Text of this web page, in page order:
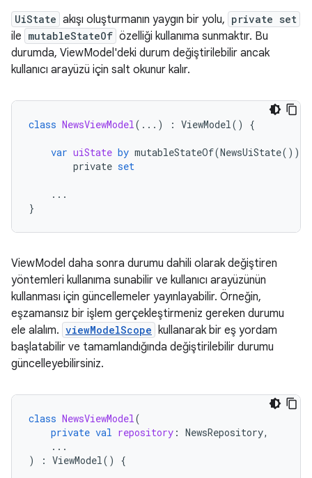
UiState akışı oluşturmanın yaygın bir yolu, private set
ile mutableStateOf özelliği kullanıma sunmaktır. Bu
durumda, ViewModel'deki durum değiştirilebilir ancak
kullanıcı arayüzü için salt okunur kalır.
class NewsViewModel(...) : ViewModel() {
var uiState by mutableStateOf(NewsUiState())
private set
...
}
ViewModel daha sonra durumu dahili olarak değiştiren
yöntemleri kullanıma sunabilir ve kullanıcı arayüzünün
kullanması için güncellemeler yayınlayabilir. Örneğin,
eşzamansız bir işlem gerçekleştirmeniz gereken durumu
ele alalım. viewModelScope kullanarak bir eş yordam
başlatabilir ve tamamlandığında değiştirilebilir durumu
güncelleyebilirsiniz.
class NewsViewModel(
private val repository : NewsRepository,
...
)
: ViewModel() {